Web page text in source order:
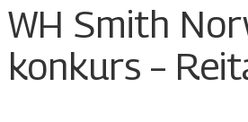
WH Smith
konkurs –